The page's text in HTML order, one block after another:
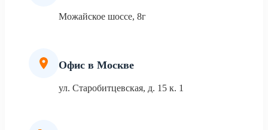
Можайское шоссе, 8г
Офис в Москве
ул. Старобитцевская, д. 15 к. 1